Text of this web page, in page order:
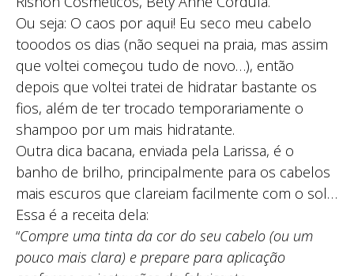
Ou seja: O caos por aqui! Eu seco meu cabelo
tooodos os dias (não sequei na praia, mas assim
que voltei começou tudo de novo…), então
depois que voltei tratei de hidratar bastante os
fios, além de ter trocado temporariamente o
shampoo por um mais hidratante.
Outra dica bacana, enviada pela Larissa, é o
banho de brilho, principalmente para os cabelos
mais escuros que clareiam facilmente com o sol…
Essa é a receita dela:
“Compre uma tinta da cor do seu cabelo (ou um
pouco mais clara) e prepare para aplicação